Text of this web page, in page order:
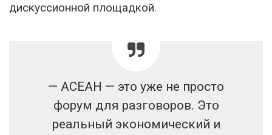
дискуссионной площадкой.
— АСЕАН — это уже не просто
форум для разговоров. Это
реальный экономический и